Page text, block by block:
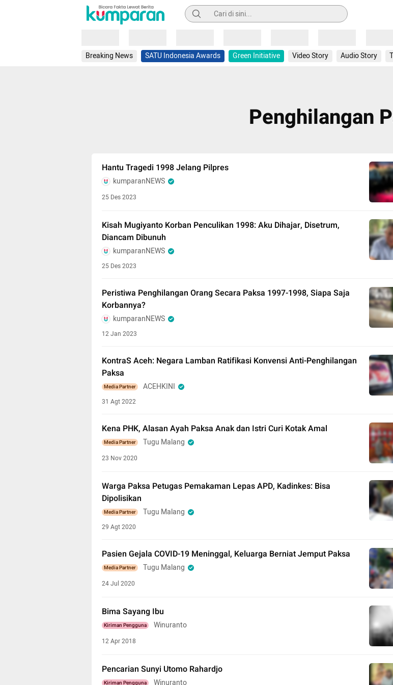
Pencarian
Breaking News SATU Indonesia Awards Green Initiative Video Story Audio Story
Penghilangan
Hantu Tragedi 1998 Jelang Pilpres
kumparanNEWS
25 Des 2023
Kisah Mugiyanto Korban Penculikan 1998: Aku Dihajar, Disetrum,
Diancam Dibunuh
kumparanNEWS
25 Des 2023
Peristiwa Penghilangan Orang Secara Paksa 1997-1998, Siapa Saja
Korbannya?
kumparanNEWS
12 Jan 2023
KontraS Aceh: Negara Lamban Ratifikasi Konvensi Anti-Penghilangan
Paksa
Media Partner ACEHKINI
31 Agt 2022
Kena PHK, Alasan Ayah Paksa Anak dan Istri Curi Kotak Amal
Media Partner Tugu Malang
23 Nov 2020
Warga Paksa Petugas Pemakaman Lepas APD, Kadinkes: Bisa
Dipolisikan
Media Partner Tugu Malang
29 Agt 2020
Pasien Gejala COVID-19 Meninggal, Keluarga Berniat Jemput Paksa
Media Partner Tugu Malang
24 Jul 2020
Bima Sayang Ibu
Kiriman Pengguna Winuranto
12 Apr 2018
Pencarian Sunyi Utomo Rahardjo
Kiriman Pengguna Winuranto